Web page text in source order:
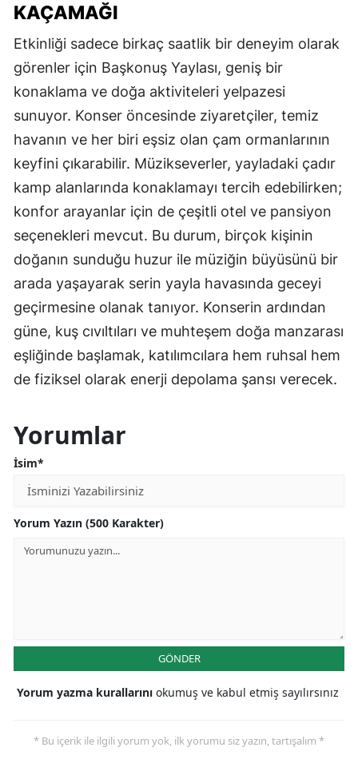
KAÇAMAĞI
Etkinliği sadece birkaç saatlik bir deneyim olarak
görenler için Başkonuş Yaylası, geniş bir
konaklama ve doğa aktiviteleri yelpazesi
sunuyor. Konser öncesinde ziyaretçiler, temiz
havanın ve her biri eşsiz olan çam ormanlarının
keyfini çıkarabilir. Müzikseverler, yayladaki çadır
kamp alanlarında konaklamayı tercih edebilirken;
konfor arayanlar için de çeşitli otel ve pansiyon
seçenekleri mevcut. Bu durum, birçok kişinin
doğanın sunduğu huzur ile müziğin büyüsünü bir
arada yaşayarak serin yayla havasında geceyi
geçirmesine olanak tanıyor. Konserin ardından
güne, kuş cıvıltıları ve muhteşem doğa manzarası
eşliğinde başlamak, katılımcılara hem ruhsal hem
de fiziksel olarak enerji depolama şansı verecek.
Yorumlar
İsim*
Yorum Yazın (500 Karakter)
GÖNDER
Yorum yazma kurallarını okumuş ve kabul etmiş sayılırsınız
* Bu içerik ile ilgili yorum yok, ilk yorumu siz yazın, tartışalım *